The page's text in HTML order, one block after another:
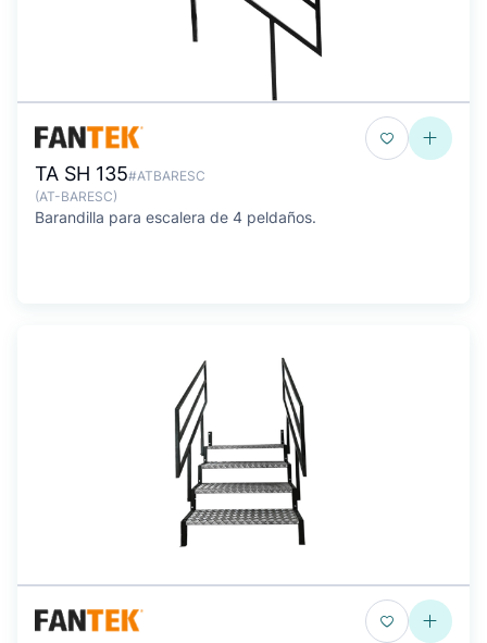
TA SH 135#ATBARESC
(AT-BARESC)
Barandilla para escalera de 4 peldaños.